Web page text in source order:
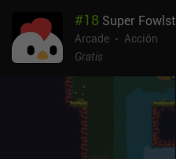
#18 Super Fowlst
Arcade
Acción
Gratis